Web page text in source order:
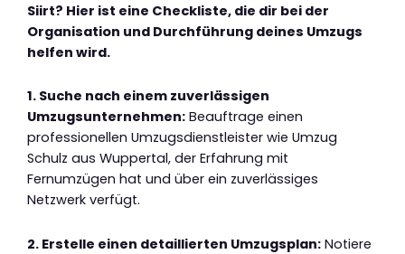
Siirt? Hier ist eine Checkliste, die dir bei der
Organisation und Durchführung deines Umzugs
helfen wird.
1. Suche nach einem zuverlässigen
Umzugsunternehmen: Beauftrage einen
professionellen Umzugsdienstleister wie Umzug
Schulz aus Wuppertal, der Erfahrung mit
Fernumzügen hat und über ein zuverlässiges
Netzwerk verfügt.
2. Erstelle einen detaillierten Umzugsplan: Notiere